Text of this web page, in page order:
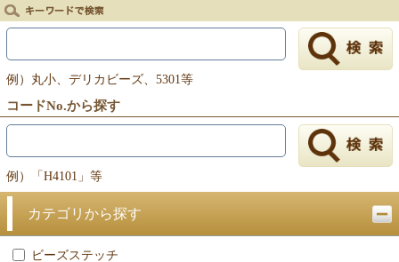
戻る
例）丸小、デリカビーズ、5301等
コードNo.から探す
例）「H4101」等
カテゴリから探す
ビーズステッチ